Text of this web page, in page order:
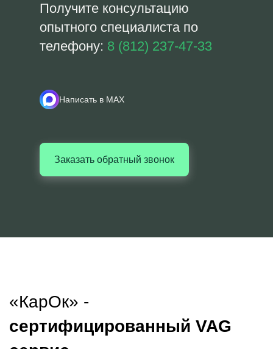
Получите консультацию
опытного специалиста по
телефону: 8 (812) 237-47-33
Написать в MAX
Заказать обратный звонок
«КарОк» -
сертифицированный VAG